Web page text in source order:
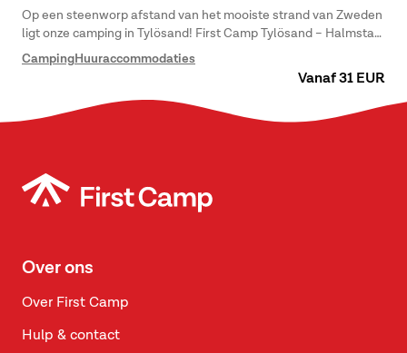
Op een steenworp afstand van het mooiste strand van Zweden
ligt onze camping in Tylösand! First Camp Tylösand – Halmstad
is een waar zwemparadijs met zeven kilometer zandstrand,
uitgeroepen tot het beste strand van Zweden in een
Camping Huuraccommodaties
Vanaf 31 EUR
Over ons
Over First Camp
Hulp & contact